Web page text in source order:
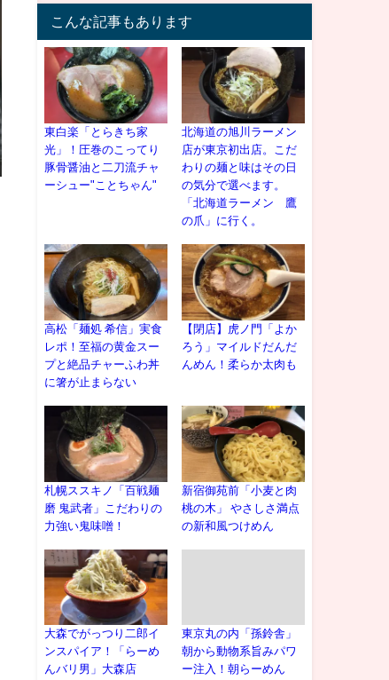
こんな記事もあります
東白楽「とらきち家
光」！圧巻のこってり
豚骨醤油と二刀流チャ
ーシュー"ことちゃん"
北海道の旭川ラーメン
店が東京初出店。こだ
わりの麺と味はその日
の気分で選べます。
「北海道ラーメン 鷹
の爪」に行く。
高松「麺処 希信」実食
レポ！至福の黄金スー
プと絶品チャーふわ丼
に箸が止まらない
【閉店】虎ノ門「よか
ろう」マイルドだんだ
んめん！柔らか太肉も
札幌ススキノ「百戦麺
磨 鬼武者」こだわりの
力強い鬼味噌！
新宿御苑前「小麦と肉
桃の木」 やさしさ満点
の新和風つけめん
大森でがっつり二郎イ
ンスパイア！「らーめ
んバリ男」大森店
東京丸の内「孫鈴舎」
朝から動物系旨みパワ
ー注入！朝らーめん